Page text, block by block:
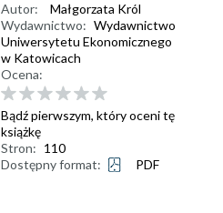
Autor:
Małgorzata Król
Wydawnictwo: Wydawnictwo
Uniwersytetu Ekonomicznego
w Katowicach
Ocena:
Bądź pierwszym, który oceni tę
książkę
Stron: 110
Dostępny format:
PDF